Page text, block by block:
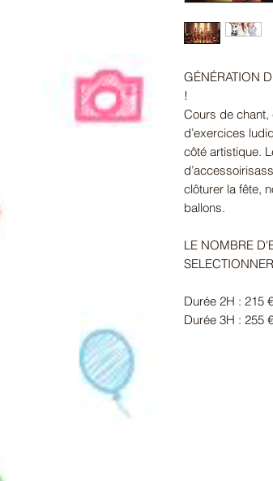
GÉNÉRATION
!
Cours de
d’exercices
côté artistique.
clôturer la fête,
ballons.
LE NOMBRE
Durée 2H : 215 €
Durée 3H : 255 €